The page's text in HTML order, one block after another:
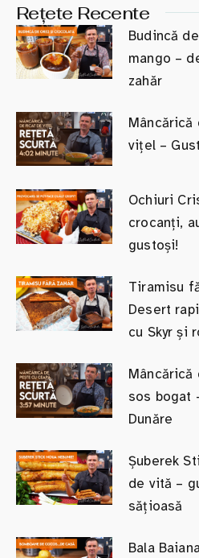
Rețete Recente
Budincă
mango –
zahăr
vițel –
Ochiuri
crocanți,
gustoși!
Tiramisu
Desert
cu Skyr și
Mâncărică
sos bogat
Dunăre
Șuberek
de vită –
sățioasă
Bala